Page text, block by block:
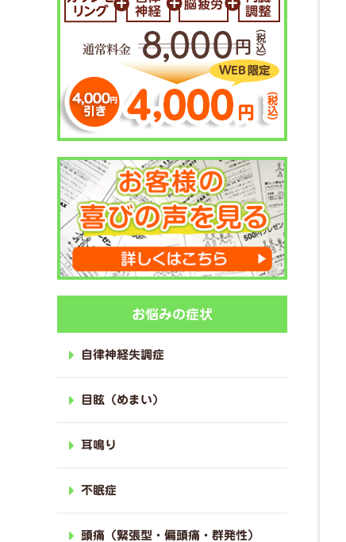
お悩みの症状
自律神経失調症
目眩（めまい）
耳鳴り
不眠症
頭痛（緊張型・偏頭痛・群発性）